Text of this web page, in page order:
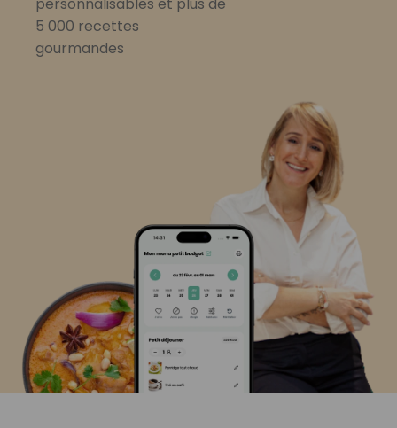
personnalisables et plus de
5 000 recettes
gourmandes